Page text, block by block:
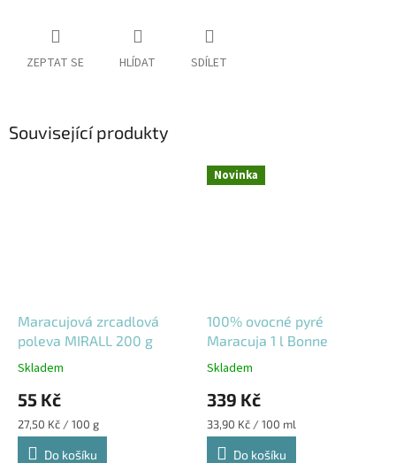
ZEPTAT SE HLÍDAT SDÍLET
Související produkty
Maracujová zrcadlová
poleva MIRALL 200 g
Skladem
55 Kč
Měrná
cena:
27,50 Kč / 100 g
Do košíku
Novinka
100% ovocné pyré
Maracuja 1 l Bonne
Skladem
339 Kč
Měrná
cena:
33,90 Kč / 100 ml
Do košíku